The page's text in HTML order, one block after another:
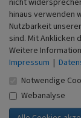
Müller,
(1990)
Barocker
hinaus verwenden
Nutzbarkeit
sind. Mit Anklicken
Weitere
Impressum |
Notwendige
Webanalyse